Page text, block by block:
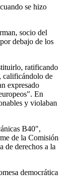
se hizo
socio del
debajo de los
ratificando
calificándolo de
expresado
En
y violaban
B40",
de la Comisión
de derechos a la
democrática